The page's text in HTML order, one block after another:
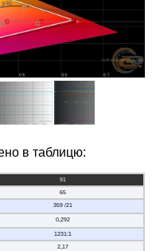
в таблицю:
91
65
359 /21
0,292
1231:1
2,17